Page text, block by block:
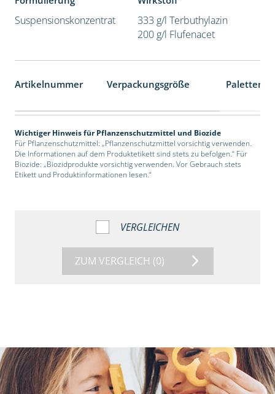
Suspensionskonzentrat
333 g/l Terbuthylazin
200 g/l Flufenacet
Artikelnummer Verpackungsgröße
Wichtiger Hinweis für Pflanzenschutzmittel und Biozide
Für Pflanzenschutzmittel: „Pflanzenschutzmittel vorsichtig verwenden.
Die Informationen auf dem Produktetikett sind stets zu befolgen.“ Für
Biozide: „Biozidprodukte vorsichtig verwenden. Vor Gebrauch stets
Etikett und Produktinformationen lesen.“
VERGLEICHEN
ZUM VERGLEICH (0)